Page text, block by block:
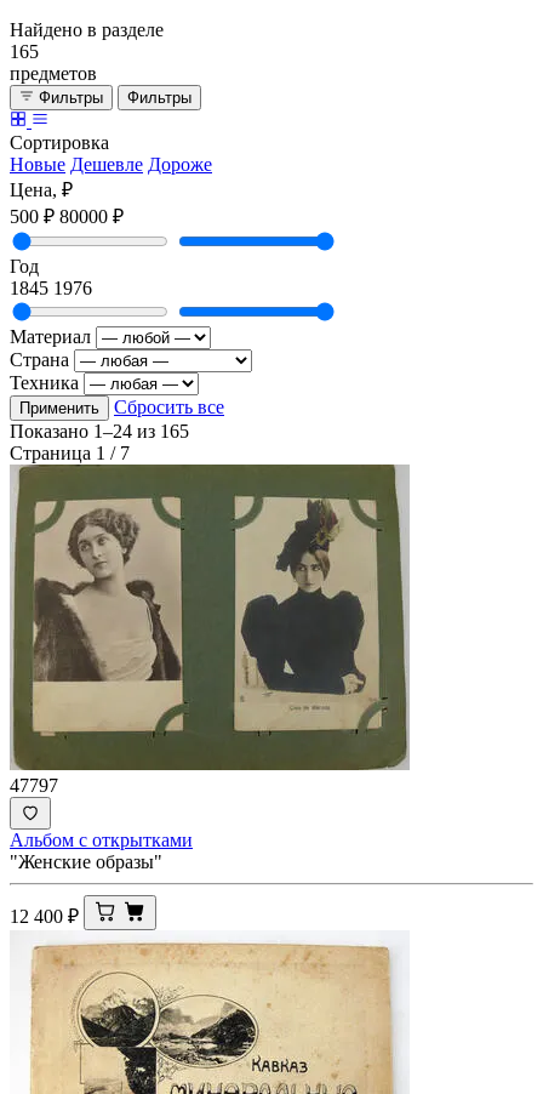
Найдено в разделе
165
предметов
Фильтры Фильтры
Сортировка
Новые Дешевле Дороже
Цена, ₽
500 ₽ 80000 ₽
Год
1845 1976
Материал
Страна
Техника
Применить
Сбросить все
Показано 1–24 из 165
Страница 1 / 7
47797
Альбом с открытками
"Женские образы"
12 400 ₽